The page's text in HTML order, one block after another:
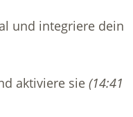
und integriere dein
aktiviere sie (14:41